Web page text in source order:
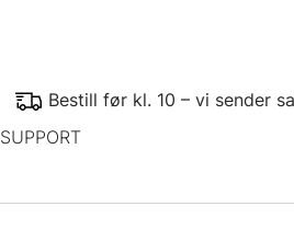
Bestill før kl. 10 – vi sender
SUPPORT